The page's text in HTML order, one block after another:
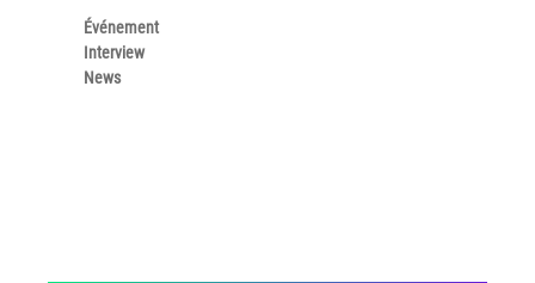
Notre équipe
Événement
Interview
News